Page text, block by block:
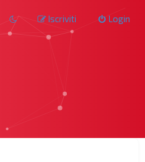
Login
Iscriviti